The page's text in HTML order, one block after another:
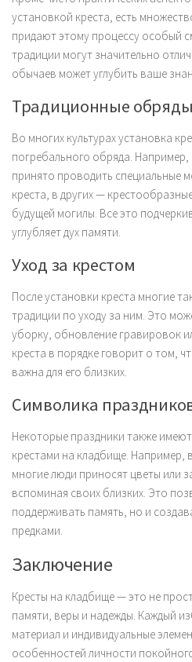
установкой креста, есть
придают этому процессу особый
традиции могут значительно
обычаев может углубить ваше
Традиционные обряды
Во многих культурах установка
погребального обряда. Например,
принято проводить специальные
креста, в других —
будущей могилы. Все это
углубляет дух памяти.
Уход за крестом
После установки креста многие
традиции по уходу за ним. Это
уборку, обновление гравировок
креста в порядке говорит о том,
важна для его близких.
Символика
Некоторые праздники также
крестами на кладбище. Например,
многие люди приносят цветы или
вспоминая своих близких. Это
поддерживать память, но и
предками.
Заключение
Кресты на кладбище — это не
памяти, веры и надежды. Каждый
материал и индивидуальные
особенностей личности